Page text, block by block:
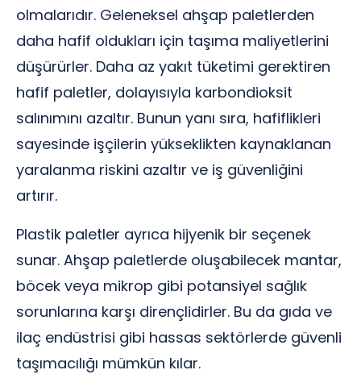
olmalarıdır. Geleneksel ahşap paletlerden
daha hafif oldukları için taşıma maliyetlerini
düşürürler. Daha az yakıt tüketimi gerektiren
hafif paletler, dolayısıyla karbondioksit
salınımını azaltır. Bunun yanı sıra, hafiflikleri
sayesinde işçilerin yükseklikten kaynaklanan
yaralanma riskini azaltır ve iş güvenliğini
artırır.
Plastik paletler ayrıca hijyenik bir seçenek
sunar. Ahşap paletlerde oluşabilecek mantar,
böcek veya mikrop gibi potansiyel sağlık
sorunlarına karşı dirençlidirler. Bu da gıda ve
ilaç endüstrisi gibi hassas sektörlerde güvenli
taşımacılığı mümkün kılar.